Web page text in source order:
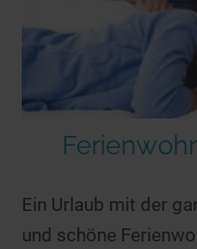
Ein Urlaub mit der
und schöne